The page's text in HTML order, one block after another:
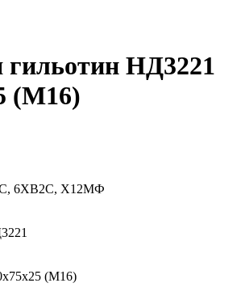
НД3221
(М16)
6ХВ2С, Х12МФ
(М16)